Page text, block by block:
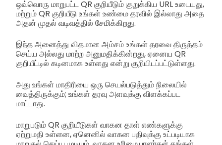
ஒவ்வொரு மாறுபட்ட QR குறியீடும் குறுக்கிய URL உடையது,
மற்றும் QR குறியீடு உங்கள் உண்மை தரவில் இல்லாது அதை
அதன் முதல் வடிவத்தில் சேமிக்கிறது.
இந்த அனைத்து விதமான அம்சம் உங்கள் தரவை திருத்தம்
செய்ய அல்லது மாற்ற அனுமதிக்கின்றது, ஏனைய QR
குறியீட்டில் கடினமாக உள்ளது என்று குறியிடப்பட்டுள்ளது.
அது உங்கள் மாதிரியை ஒரு செயல்படுத்தும் நிலையில்
வைத்திருக்கும்; உங்கள் தரவு அளவுக்கு விளக்கப்பட
மாட்டாது.
மாறுபடும் QR குறியீடுகள் வாகன தாள் எண்களுக்கு
ஏற்றுமதி உள்ளன, ஏனெனில் வாகன பதிவுக்கு உட்படியாக